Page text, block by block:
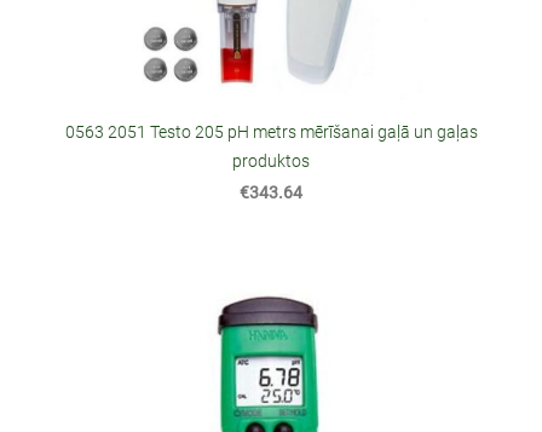
0563 2051 Testo 205 pH metrs mērīšanai gaļā un gaļas
produktos
€343.64